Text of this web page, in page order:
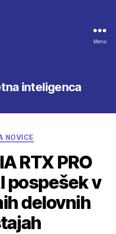
Menu
inteligenca
Categories
NOVICE
RTX PRO
pospešek v
delovnih